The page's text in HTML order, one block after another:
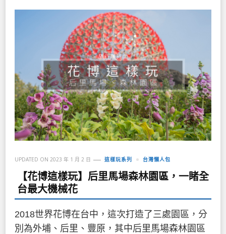
UPDATED ON 2023 年 1 月 2 日 這樣玩系列 台灣懶人包
【花博這樣玩】后里馬場森林園區，一睹全
台最大機械花
2018世界花博在台中，這次打造了三處園區，分
別為外埔、后里、豐原，其中后里馬場森林園區